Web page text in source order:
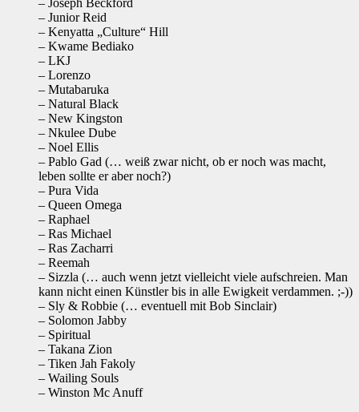
– Joseph Beckford
– Junior Reid
– Kenyatta „Culture“ Hill
– Kwame Bediako
– LKJ
– Lorenzo
– Mutabaruka
– Natural Black
– New Kingston
– Nkulee Dube
– Noel Ellis
– Pablo Gad (… weiß zwar nicht, ob er noch was macht,
leben sollte er aber noch?)
– Pura Vida
– Queen Omega
– Raphael
– Ras Michael
– Ras Zacharri
– Reemah
– Sizzla (… auch wenn jetzt vielleicht viele aufschreien. Man
kann nicht einen Künstler bis in alle Ewigkeit verdammen. ;-))
– Sly & Robbie (… eventuell mit Bob Sinclair)
– Solomon Jabby
– Spiritual
– Takana Zion
– Tiken Jah Fakoly
– Wailing Souls
– Winston Mc Anuff